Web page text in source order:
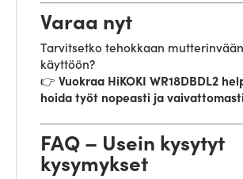
Varaa nyt
Tarvitsetko tehokkaan
käyttöön?
👉 Vuokraa HiKOKI WR18DBDL2
hoida työt nopeasti ja
FAQ – Usein kysytyt
kysymykset